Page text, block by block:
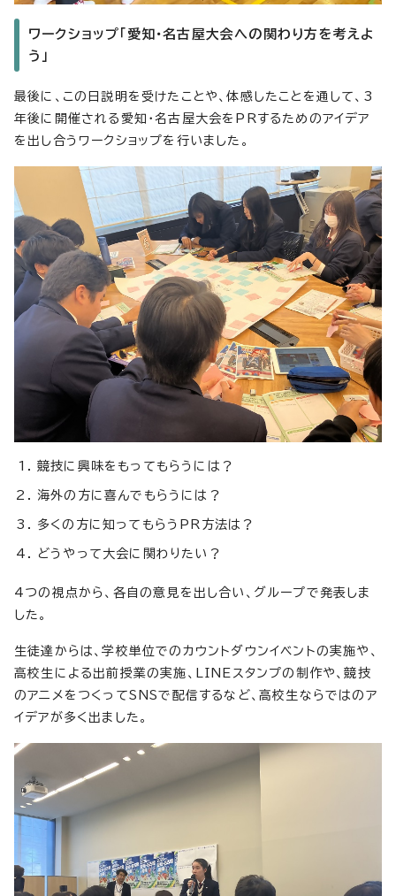
ワークショップ「愛知・名古屋大会への関わり方を考えよ
う」
最後に、この日説明を受けたことや、体感したことを通して、3
年後に開催される愛知・名古屋大会をPRするためのアイデア
を出し合うワークショップを行いました。
競技に興味をもってもらうには？
海外の方に喜んでもらうには？
多くの方に知ってもらうPR方法は？
どうやって大会に関わりたい？
4つの視点から、各自の意見を出し合い、グループで発表しま
した。
生徒達からは、学校単位でのカウントダウンイベントの実施や、
高校生による出前授業の実施、LINEスタンプの制作や、競技
のアニメをつくってSNSで配信するなど、高校生ならではのア
イデアが多く出ました。